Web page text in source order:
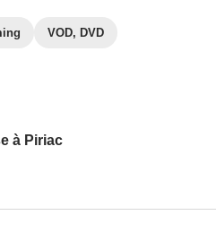
VOD, DVD
à Piriac